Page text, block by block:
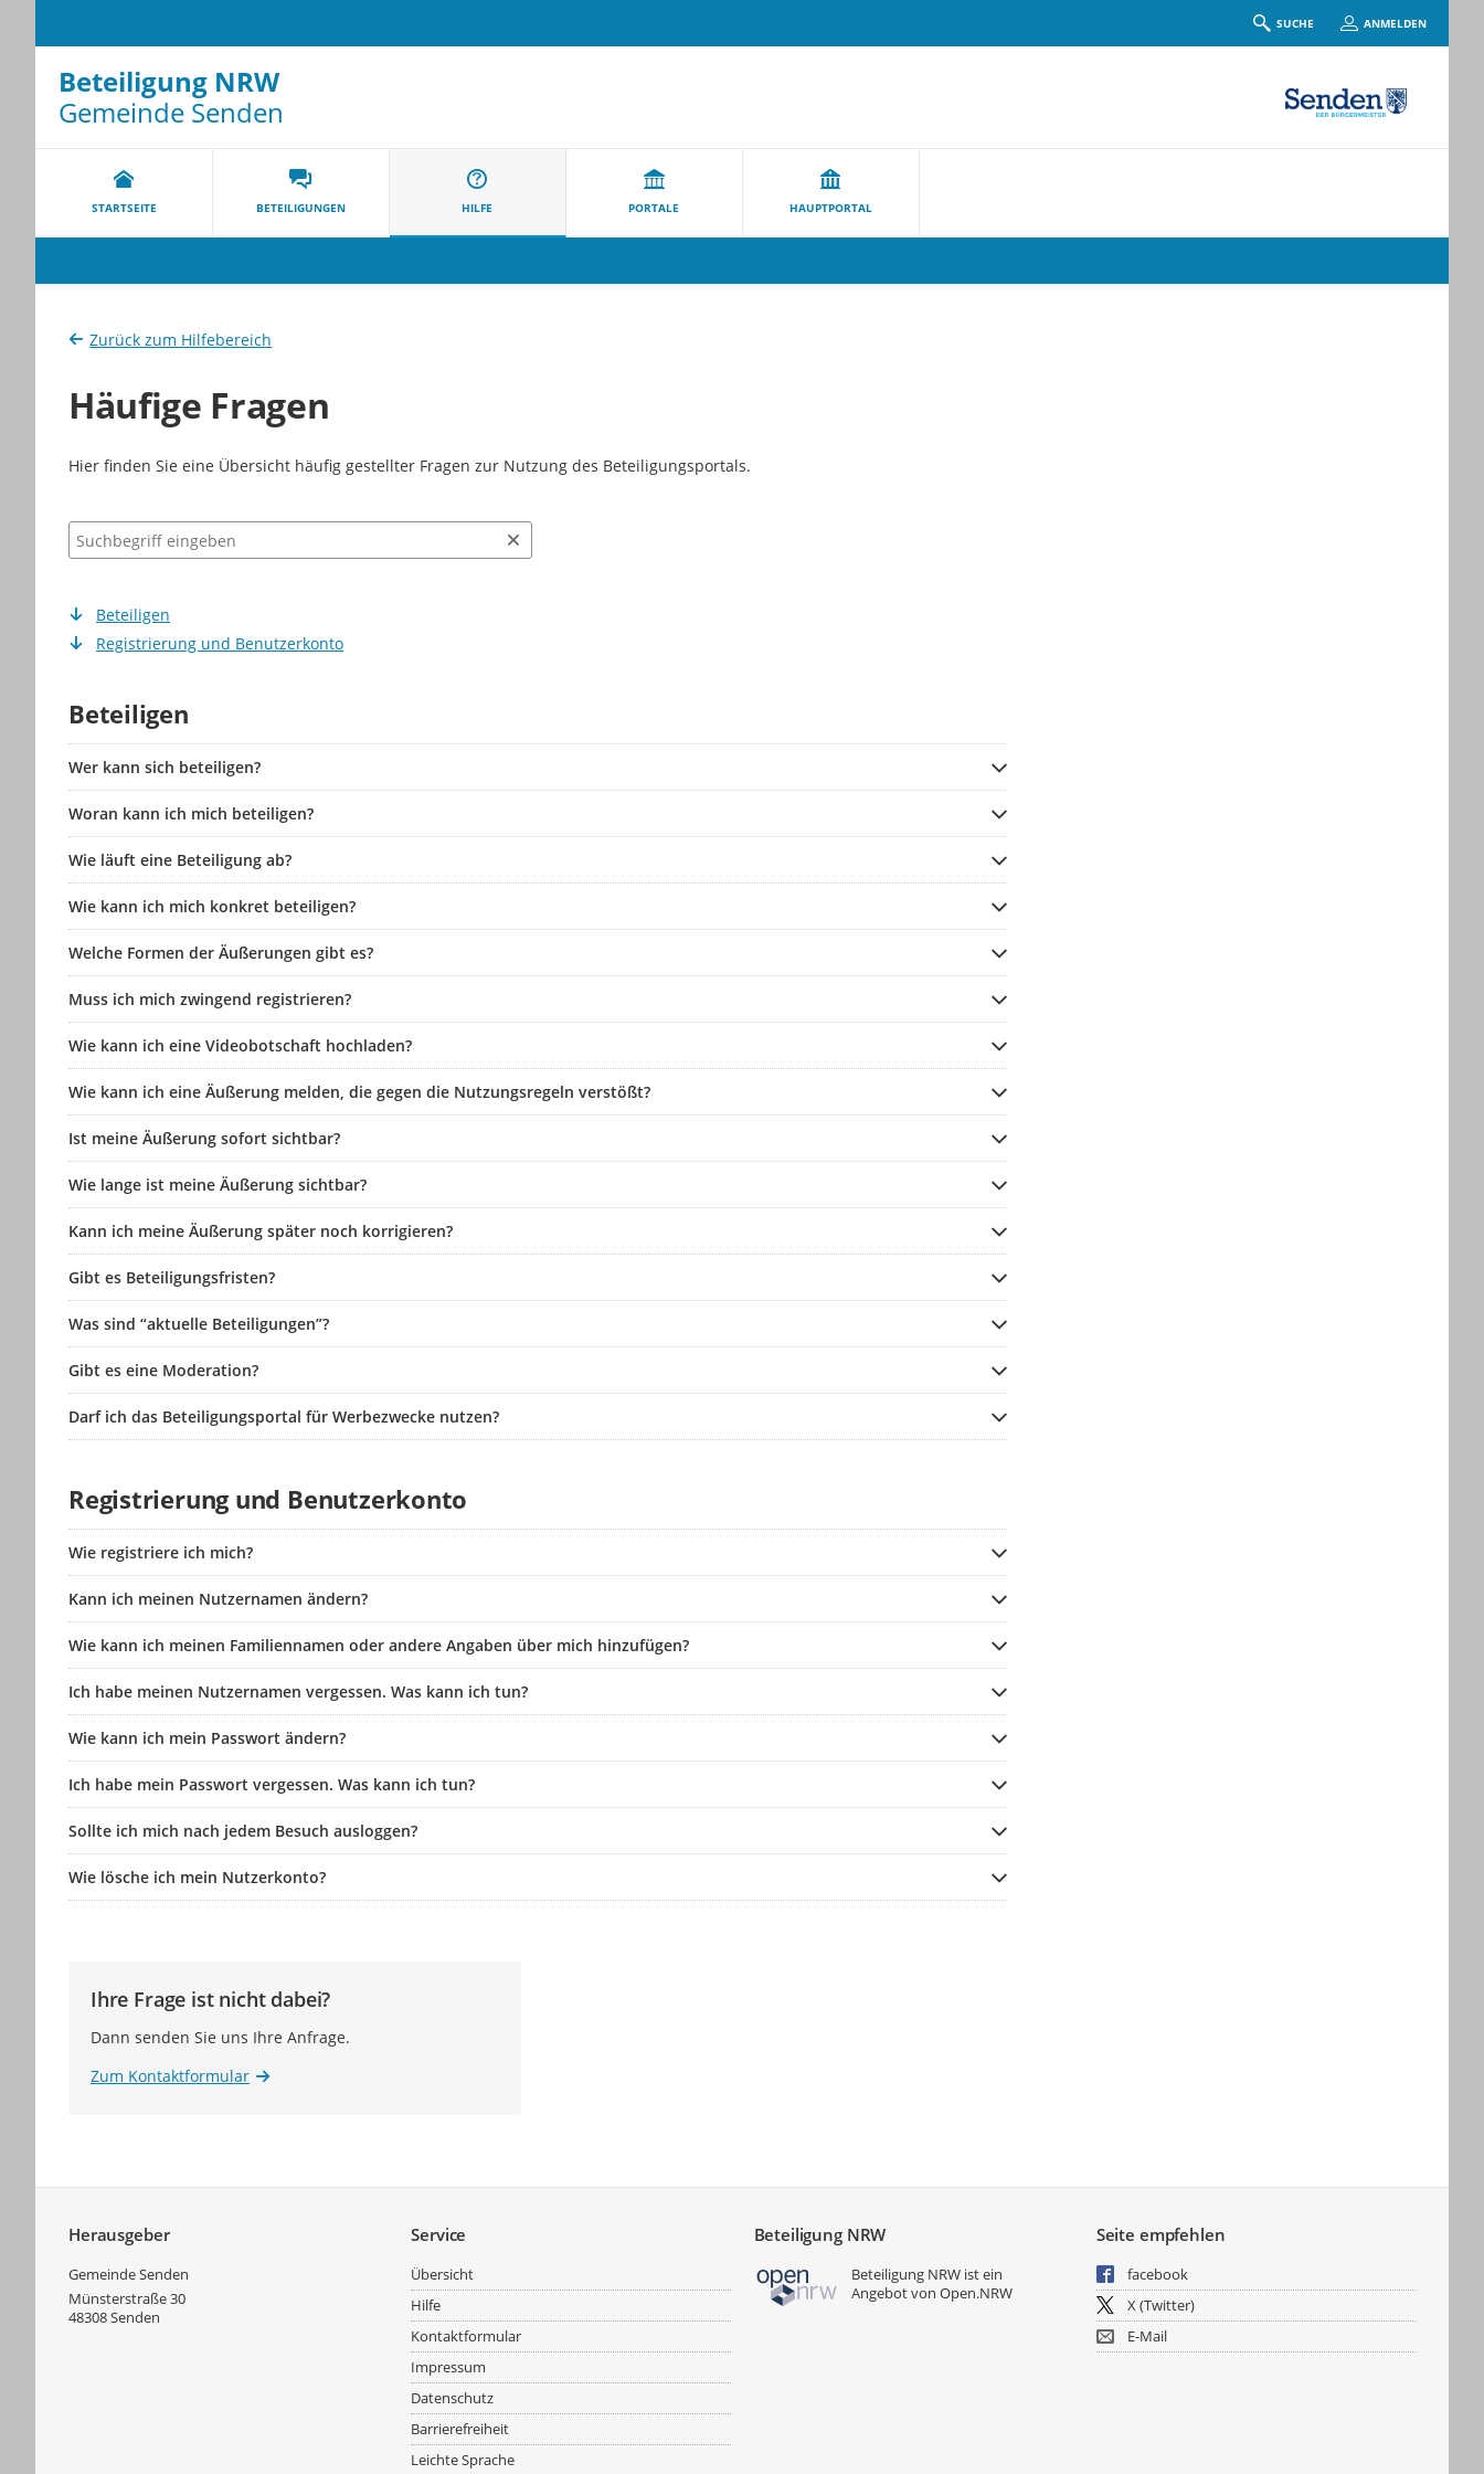
SUCHE ANMELDEN
Beteiligung NRW
Gemeinde Senden
STARTSEITE BETEILIGUNGEN HILFE PORTALE HAUPTPORTAL
Zurück zum Hilfebereich
Häufige Fragen
Hier finden Sie eine Übersicht häufig gestellter Fragen zur Nutzung des Beteiligungsportals.
Suchbegriff eingeben
Beteiligen
Registrierung und Benutzerkonto
Beteiligen
Wer kann sich beteiligen?
Woran kann ich mich beteiligen?
Wie läuft eine Beteiligung ab?
Wie kann ich mich konkret beteiligen?
Welche Formen der Äußerungen gibt es?
Muss ich mich zwingend registrieren?
Wie kann ich eine Videobotschaft hochladen?
Wie kann ich eine Äußerung melden, die gegen die Nutzungsregeln verstößt?
Ist meine Äußerung sofort sichtbar?
Wie lange ist meine Äußerung sichtbar?
Kann ich meine Äußerung später noch korrigieren?
Gibt es Beteiligungsfristen?
Was sind “aktuelle Beteiligungen”?
Gibt es eine Moderation?
Darf ich das Beteiligungsportal für Werbezwecke nutzen?
Registrierung und Benutzerkonto
Wie registriere ich mich?
Kann ich meinen Nutzernamen ändern?
Wie kann ich meinen Familiennamen oder andere Angaben über mich hinzufügen?
Ich habe meinen Nutzernamen vergessen. Was kann ich tun?
Wie kann ich mein Passwort ändern?
Ich habe mein Passwort vergessen. Was kann ich tun?
Sollte ich mich nach jedem Besuch ausloggen?
Wie lösche ich mein Nutzerkonto?
Ihre Frage ist nicht dabei?
Dann senden Sie uns Ihre Anfrage.
Zum Kontaktformular
Herausgeber
Gemeinde Senden
Münsterstraße 30
48308Senden
Service
Übersicht
Hilfe
Kontaktformular
Impressum
Datenschutz
Barrierefreiheit
Leichte Sprache
Beteiligung NRW
Beteiligung NRW ist ein
Angebot vonOpen.NRW
Seite empfehlen
facebook
X (Twitter)
E-Mail